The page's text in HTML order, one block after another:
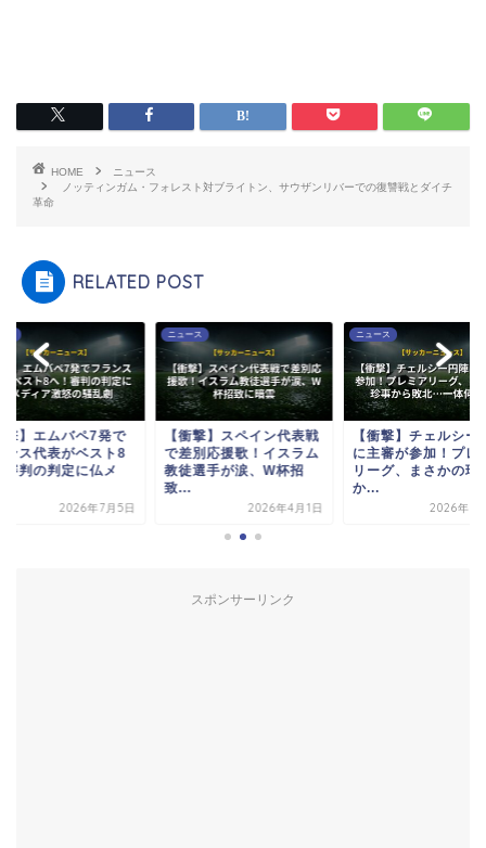
HOME
ニュース
ノッティンガム・フォレスト対ブライトン、サウザンリバーでの復讐戦とダイチ
革命
RELATED POST
撃】エムバペ7発で
ンス代表がベスト8
審判の判定に仏メ
2026年7月5日
ニュース
【衝撃】スペイン代表戦
で差別応援歌！イスラム
教徒選手が涙、W杯招
致...
2026年4月1日
ニュース
【衝撃】チェルシー
に主審が参加！プレ
リーグ、まさかの珍
か...
2026年3
スポンサーリンク